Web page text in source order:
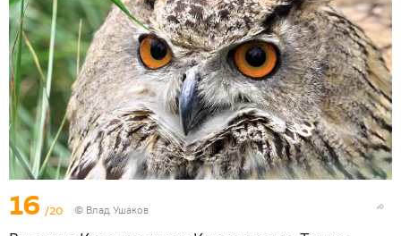
16 /20 © Влад Ушаков